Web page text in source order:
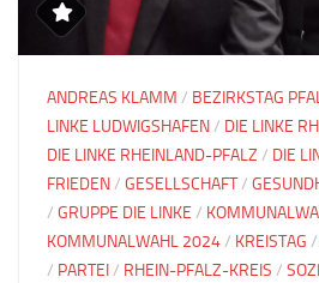
ANDREAS KLAMM / BEZIRKSTAG
LINKE LUDWIGSHAFEN/ DIE LINKE
DIE LINKE RHEINLAND-PFALZ / DIE
FRIEDEN/ GESELLSCHAFT/
/ GRUPPE DIE LINKE /
KOMMUNALWAHL 2024/ KREISTAG /
/ PARTEI/ RHEIN-PFALZ-KREIS /